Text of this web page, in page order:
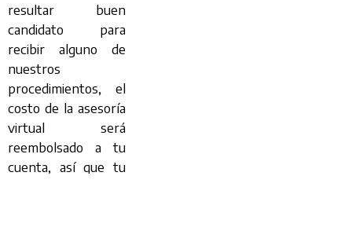
resultar buen
candidato para
recibir alguno de
nuestros
procedimientos, el
costo de la asesoría
virtual será
reembolsado a tu
cuenta, así que tu